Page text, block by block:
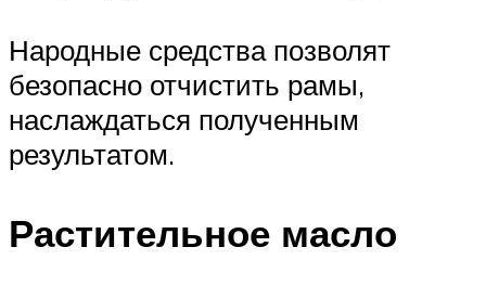
Народные средства позволят
безопасно отчистить рамы,
наслаждаться полученным
результатом.
Растительное масло